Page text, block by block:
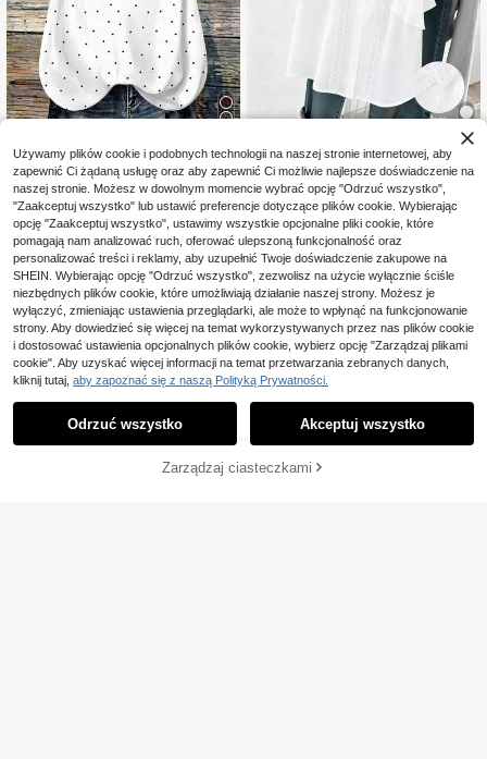
4
SHEIN VCAY Damski top na ramiąc
zkach plus size w grochy z kontras
tową koronką
36,00zł
Magazyn UE GlowEve CURVE Bluzk
a z krótkim rękawem i guzikami, w
dużym rozmiarze, wygodna, lniana,
z koronką w kwiaty
50
-27%
69,00złnajniższa cena
4-5 dni roboczych
DODAJ DO KOSZYKA
Używamy plików cookie i podobnych technologii na naszej stronie internetowej, aby
zapewnić Ci żądaną usługę oraz aby zapewnić Ci możliwie najlepsze doświadczenie na
naszej stronie. Możesz w dowolnym momencie wybrać opcję "Odrzuć wszystko",
"Zaakceptuj wszystko" lub ustawić preferencje dotyczące plików cookie. Wybierając
opcję "Zaakceptuj wszystko", ustawimy wszystkie opcjonalne pliki cookie, które
pomagają nam analizować ruch, oferować ulepszoną funkcjonalność oraz
personalizować treści i reklamy, aby uzupełnić Twoje doświadczenie zakupowe na
SHEIN. Wybierając opcję "Odrzuć wszystko", zezwolisz na użycie wyłącznie ściśle
niezbędnych plików cookie, które umożliwiają działanie naszej strony. Możesz je
wyłączyć, zmieniając ustawienia przeglądarki, ale może to wpłynąć na funkcjonowanie
strony. Aby dowiedzieć się więcej na temat wykorzystywanych przez nas plików cookie
i dostosować ustawienia opcjonalnych plików cookie, wybierz opcję "Zarządzaj plikami
cookie". Aby uzyskać więcej informacji na temat przetwarzania zebranych danych,
kliknij tutaj, aby zapoznać się z naszą Polityką Prywatności.
Odrzuć wszystko Akceptuj wszystko
Zarządzaj ciasteczkami